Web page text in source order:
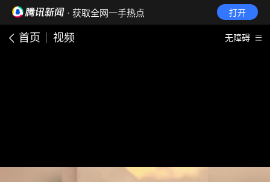
· 获取全网一手热点 打开
首页 视频 无障碍